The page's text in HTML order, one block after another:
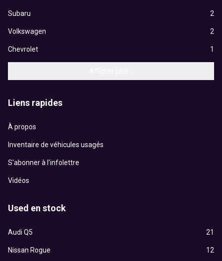
Subaru 2
Volkswagen 2
Chevrolet 1
Liens rapides
À propos
Inventaire de véhicules usagés
S'abonner à l'infolettre
Vidéos
Used en stock
Audi Q5 21
Nissan Rogue 12